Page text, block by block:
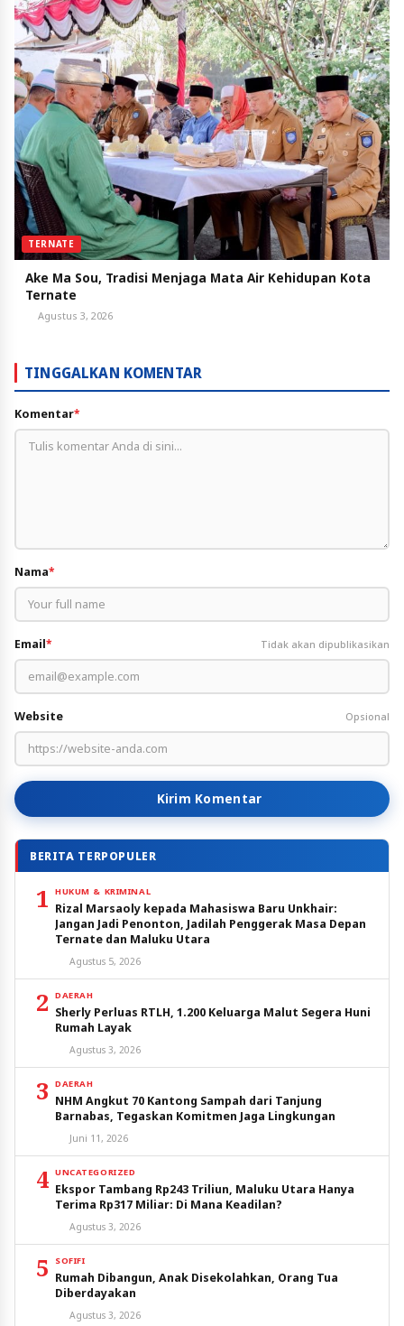
TERNATE
Ake Ma Sou, Tradisi Menjaga Mata Air Kehidupan Kota
Ternate
Agustus 3, 2026
TINGGALKAN KOMENTAR
Komentar*
Nama*
Email* Tidak akan dipublikasikan
Website Opsional
Kirim Komentar
BERITA TERPOPULER
1 HUKUM & KRIMINAL
Rizal Marsaoly kepada Mahasiswa Baru Unkhair:
Jangan Jadi Penonton, Jadilah Penggerak Masa Depan
Ternate dan Maluku Utara
Agustus 5, 2026
2 DAERAH
Sherly Perluas RTLH, 1.200 Keluarga Malut Segera Huni
Rumah Layak
Agustus 3, 2026
3 DAERAH
NHM Angkut 70 Kantong Sampah dari Tanjung
Barnabas, Tegaskan Komitmen Jaga Lingkungan
Juni 11, 2026
4 UNCATEGORIZED
Ekspor Tambang Rp243 Triliun, Maluku Utara Hanya
Terima Rp317 Miliar: Di Mana Keadilan?
Agustus 3, 2026
5 SOFIFI
Rumah Dibangun, Anak Disekolahkan, Orang Tua
Diberdayakan
Agustus 3, 2026